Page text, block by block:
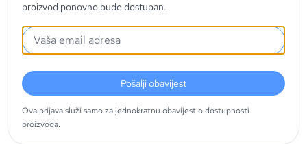
proizvod ponovno bude dostupan.
Pošalji obavijest
Ova prijava služi samo za jednokratnu obavijest o dostupnosti
proizvoda.